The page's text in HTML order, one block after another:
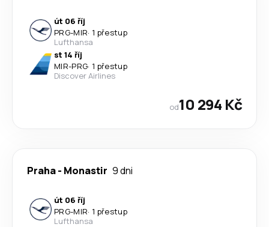
út 06 říj
PRG-MIR· 1 přestup
Lufthansa
st 14 říj
MIR-PRG· 1 přestup
Discover Airlines
od10 294 Kč
Praha- Monastir 9 dni
út 06 říj
PRG-MIR· 1 přestup
Lufthansa